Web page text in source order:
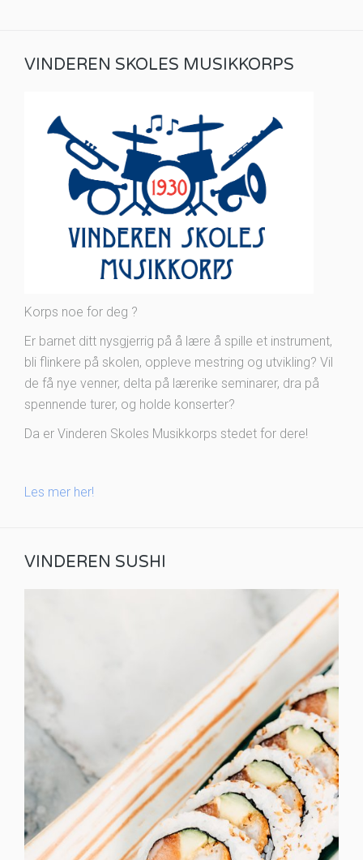
VINDEREN SKOLES MUSIKKORPS
Korps noe for deg ?
Er barnet ditt nysgjerrig på å lære å spille et instrument,
bli flinkere på skolen, oppleve mestring og utvikling? Vil
de få nye venner, delta på lærerike seminarer, dra på
spennende turer, og holde konserter?
Da er Vinderen Skoles Musikkorps stedet for dere!
Les mer her!
VINDEREN SUSHI